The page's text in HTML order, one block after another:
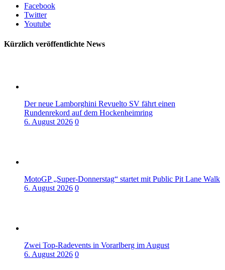
Facebook
Twitter
Youtube
Kürzlich veröffentlichte News
Der neue Lamborghini Revuelto SV fährt einen
Rundenrekord auf dem Hockenheimring
6. August 2026 0
MotoGP „Super-Donnerstag“ startet mit Public Pit Lane Walk
6. August 2026 0
Zwei Top-Radevents in Vorarlberg im August
6. August 2026 0